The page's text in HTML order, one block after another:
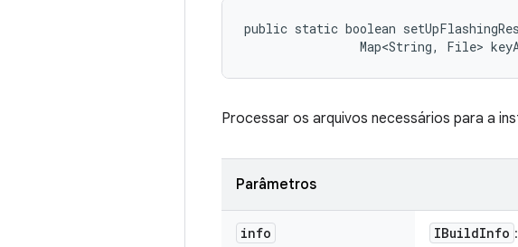
public static boolean
Map<String, File>
Processar os arquivos necessários para a
Parâmetros
info IBuildInfo